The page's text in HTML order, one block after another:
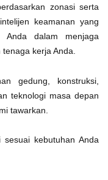
zonasi serta
keamanan yang
Anda dalam menjaga
kerja Anda.
gedung, konstruksi,
teknologi masa depan
tawarkan.
sesuai kebutuhan Anda